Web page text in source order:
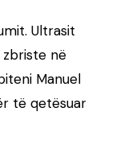
Ultrasit
zbriste në
Manuel
të qetësuar